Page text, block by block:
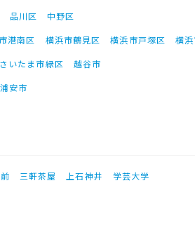
品川区
中野区
港南区 横浜市鶴見区 横浜市戸塚区
横
さいたま市緑区
越谷市
浦安市
三軒茶屋 上石神井
学芸大学